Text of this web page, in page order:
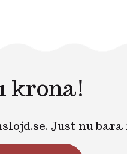
krona!
Just nu bara